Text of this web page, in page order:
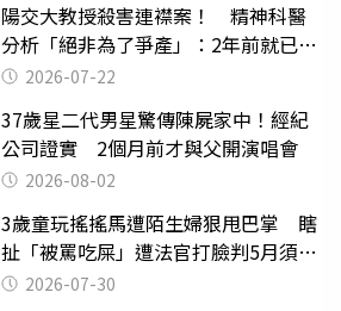
陽交大教授殺害連襟案！ 精神科醫
分析「絕非為了爭產」：2年前就已言
行詭異
2026-07-22
37歲星二代男星驚傳陳屍家中！經紀
公司證實 2個月前才與父開演唱會
2026-08-02
3歲童玩搖搖馬遭陌生婦狠甩巴掌 瞎
扯「被罵吃屎」遭法官打臉判5月須入
監 2026-07-30